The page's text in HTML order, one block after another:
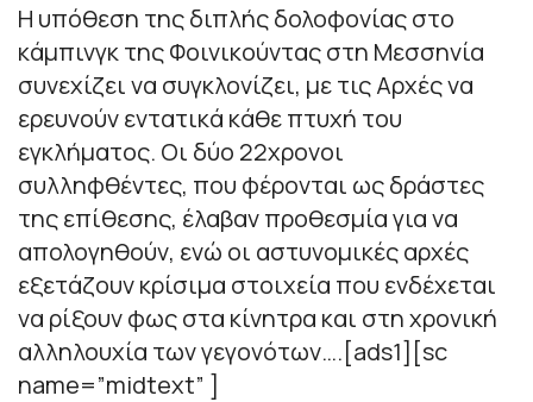
Η υπόθεση της διπλής δολοφονίας στο
κάμπινγκ της Φοινικούντας στη Μεσσηνία
συνεχίζει να συγκλονίζει, με τις Αρχές να
ερευνούν εντατικά κάθε πτυχή του
εγκλήματος. Οι δύο 22χρονοι
συλληφθέντες, που φέρονται ως δράστες
της επίθεσης, έλαβαν προθεσμία για να
απολογηθούν, ενώ οι αστυνομικές αρχές
εξετάζουν κρίσιμα στοιχεία που ενδέχεται
να ρίξουν φως στα κίνητρα και στη χρονική
αλληλουχία των γεγονότων….[ads1][sc
name=”midtext” ]